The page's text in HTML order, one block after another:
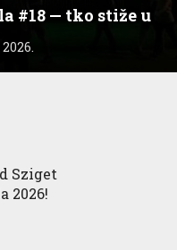
#18 — tko stiže u
Sziget
2026!